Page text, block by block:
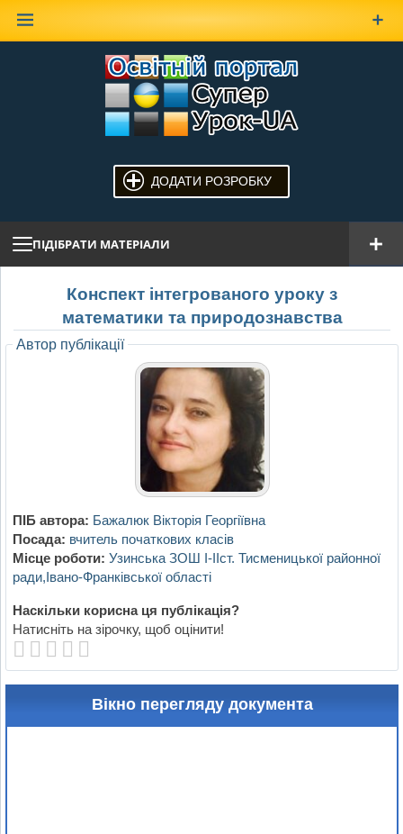
ДОДАТИ РОЗРОБКУ
ПІДІБРАТИ МАТЕРІАЛИ
Конспект інтегрованого уроку з
математики та природознавства
Автор публікації
ПІБ автора: Бажалюк Вікторія Георгіївна
Посада: вчитель початкових класів
Місце роботи: Узинська ЗОШ І-ІІст. Тисменицької районної
ради,Івано-Франківської області
Наскільки корисна ця публікація?
Натисніть на зірочку, щоб оцінити!
Вікно перегляду документа